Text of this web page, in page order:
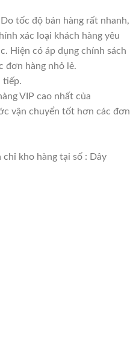
tốc độ bán hàng rất nhanh,
xác loại khách hàng yêu
Hiện có áp dụng chính sách
đơn hàng nhỏ lẻ.
tiếp.
VIP cao nhất của
vận chuyển tốt hơn các đơn
kho hàng tại số : Dây